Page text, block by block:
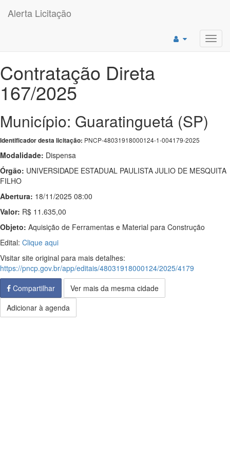
Alerta Licitação
Contratação Direta
167/2025
Município: Guaratinguetá (SP)
Identificador desta licitação: PNCP-48031918000124-1-004179-2025
Modalidade: Dispensa
Órgão: UNIVERSIDADE ESTADUAL PAULISTA JULIO DE MESQUITA
FILHO
Abertura: 18/11/2025 08:00
Valor: R$ 11.635,00
Objeto: Aquisição de Ferramentas e Material para Construção
Edital: Clique aqui
Visitar site original para mais detalhes:
https://pncp.gov.br/app/editais/48031918000124/2025/4179
Compartilhar
Ver mais da mesma cidade
Adicionar à agenda